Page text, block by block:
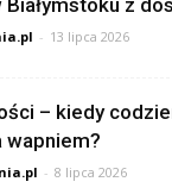
z
- 13 lipca 2026
– kiedy
wapniem?
- 8 lipca 2026